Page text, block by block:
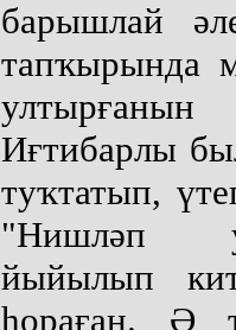
барышлай
тапҡырында
Иғтибарлы
туҡтатып,
"Нишләп
йыйылып
һораған. Ә